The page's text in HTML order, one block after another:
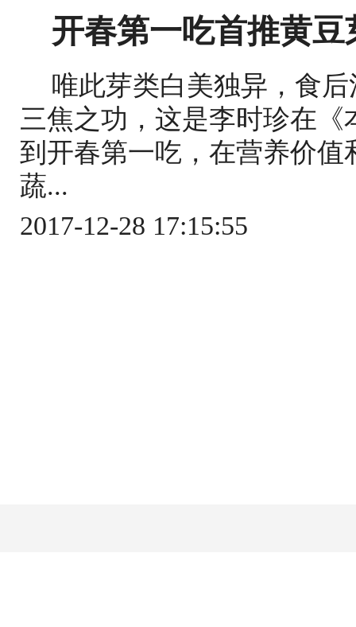
开春第一吃首推黄
唯此芽类白美独异，食
三焦之功，这是李时珍在
到开春第一吃，在营养价
蔬...
2017-12-28 17:15:55